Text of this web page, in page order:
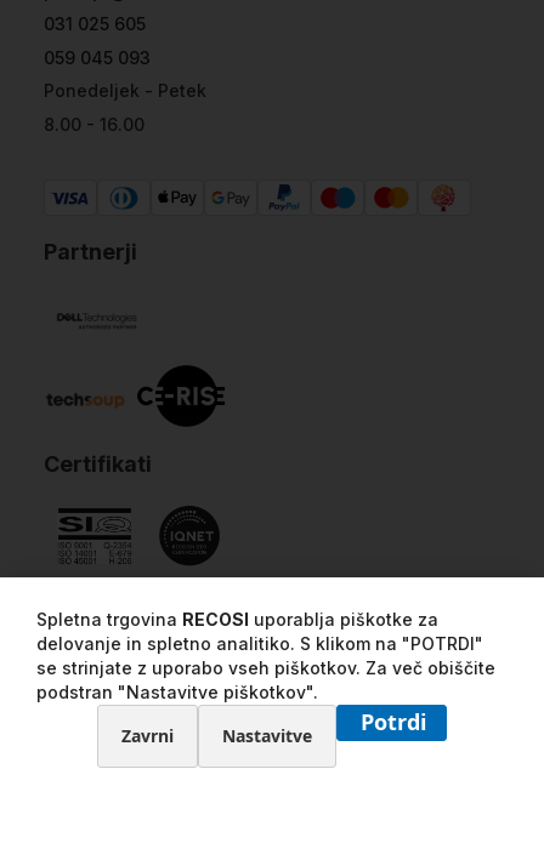
031 025 605
059 045 093
Ponedeljek - Petek
8.00 - 16.00
Partnerji
Certifikati
Spletna trgovina RECOSI uporablja piškotke za
delovanje in spletno analitiko. S klikom na "POTRDI"
se strinjate z uporabo vseh piškotkov. Za več obiščite
podstran "Nastavitve piškotkov".
Zavrni Nastavitve Potrdi